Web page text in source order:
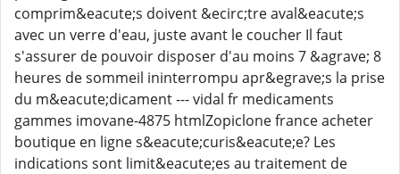
comprim&eacute;s doivent &ecirc;tre aval&eacute;s
avec un verre d'eau, juste avant le coucher Il faut
s'assurer de pouvoir disposer d'au moins 7 &agrave; 8
heures de sommeil ininterrompu apr&egrave;s la prise
du m&eacute;dicament --- vidal fr medicaments
gammes imovane-4875 htmlZopiclone france acheter
boutique en ligne s&eacute;curis&eacute;e? Les
indications sont limit&eacute;es au traitement de